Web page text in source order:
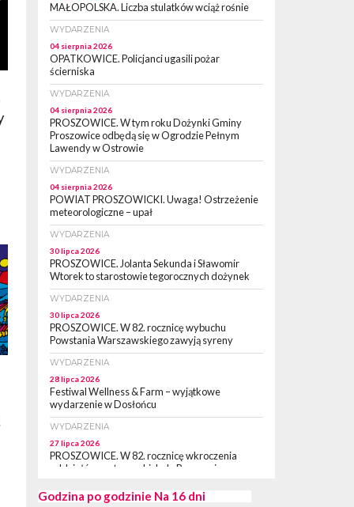
MAŁOPOLSKA. Liczba stulatków wciąż rośnie
WYDARZENIA
04 sierpnia 2026
OPATKOWICE. Policjanci ugasili pożar
ścierniska
WYDARZENIA
04 sierpnia 2026
PROSZOWICE. W tym roku Dożynki Gminy
Proszowice odbędą się w Ogrodzie Pełnym
Lawendy w Ostrowie
WYDARZENIA
04 sierpnia 2026
POWIAT PROSZOWICKI. Uwaga! Ostrzeżenie
meteorologiczne – upał
WYDARZENIA
30 lipca 2026
PROSZOWICE. Jolanta Sekunda i Sławomir
Wtorek to starostowie tegorocznych dożynek
WYDARZENIA
30 lipca 2026
PROSZOWICE. W 82. rocznicę wybuchu
Powstania Warszawskiego zawyją syreny
WYDARZENIA
28 lipca 2026
Festiwal Wellness & Farm – wyjątkowe
wydarzenie w Dosłońcu
WYDARZENIA
27 lipca 2026
PROSZOWICE. W 82. rocznicę wkroczenia
oddziałów partyzanckich do Proszowic,
Rzeczpospolitej Partyzanckiej 1944” [ZDJĘCIA]
Godzina po godzinie Na 16 dni